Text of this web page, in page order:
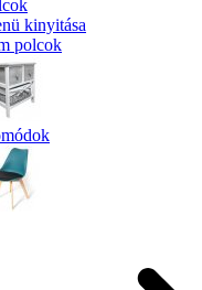
kinyitása
polcok